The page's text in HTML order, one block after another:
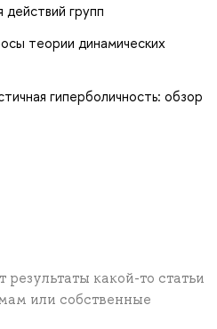
групп
теории динамических
гиперболичность: обзор
какой-то статьи
или собственные